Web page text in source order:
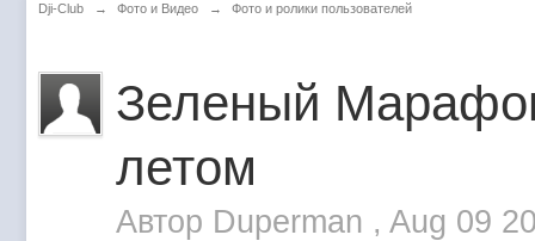
Dji-Club → Фото и Видео → Фото и ролики пользователей
Зеленый
летом
Автор Duperman , Aug 09